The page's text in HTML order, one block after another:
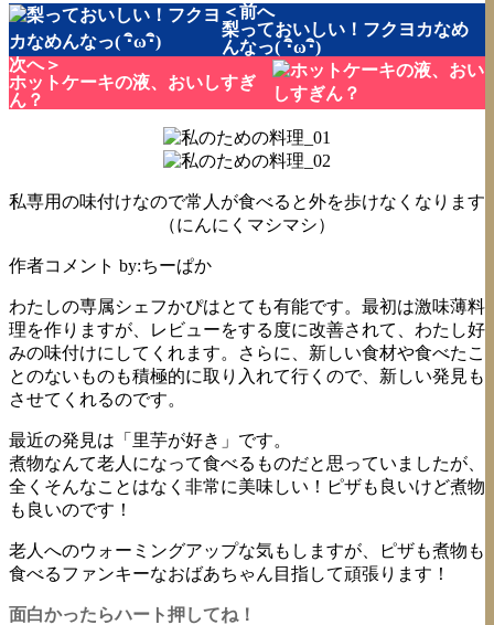
＜前へ
梨っておいしい！フクヨカなめ
んなっ( ･ิω･ิ)
次へ＞
ホットケーキの液、おいしすぎ
ん？
私専用の味付けなので常人が食べると外を歩けなくなります
（にんにくマシマシ）
作者コメント by:ちーぱか
わたしの専属シェフかぴはとても有能です。最初は激味薄料
理を作りますが、レビューをする度に改善されて、わたし好
みの味付けにしてくれます。さらに、新しい食材や食べたこ
とのないものも積極的に取り入れて行くので、新しい発見も
させてくれるのです。
最近の発見は「里芋が好き」です。
煮物なんて老人になって食べるものだと思っていましたが、
全くそんなことはなく非常に美味しい！ピザも良いけど煮物
も良いのです！
老人へのウォーミングアップな気もしますが、ピザも煮物も
食べるファンキーなおばあちゃん目指して頑張ります！
面白かったらハート押してね！